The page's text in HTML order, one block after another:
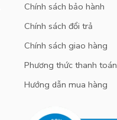
Chính sách bảo hành
Chính sách đổi trả
Chính sách giao hàng
Phương thức thanh toán
Hướng dẫn mua hàng